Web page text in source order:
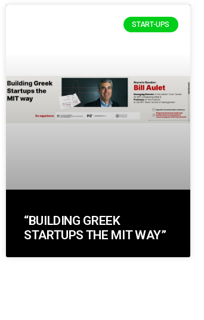
START-UPS
“BUILDING GREEK
STARTUPS THE MIT WAY”